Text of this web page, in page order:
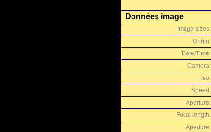
Données image
Image sizes:
Origin:
Date/Time:
Camera:
Iso:
Speed:
Aperture:
Focal length:
Aperture: